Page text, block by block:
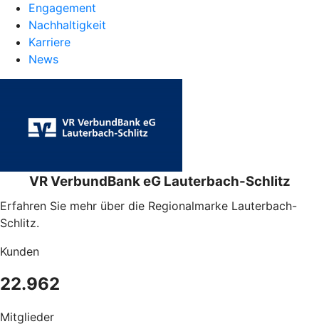
Engagement
Nachhaltigkeit
Karriere
News
VR VerbundBank eG Lauterbach-Schlitz
Erfahren Sie mehr über die Regionalmarke Lauterbach-
Schlitz.
Kunden
22.962
Mitglieder